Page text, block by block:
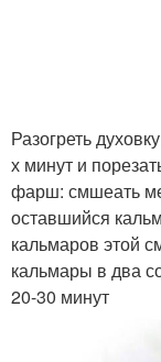
Разогреть
х минут и
фарш: смшеать
оставшийся
кальмаров этой
кальмары в два
20-30 минут